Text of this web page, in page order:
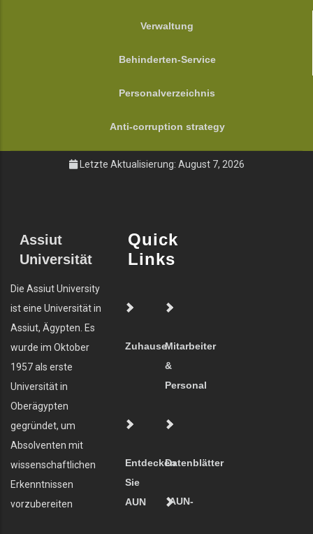
Verwaltung
Behinderten-Service
Personalverzeichnis
Anti-corruption strategy
Letzte Aktualisierung: August 7, 2026
Assiut
Universität
Die Assiut University
ist eine Universität in
Assiut, Ägypten. Es
wurde im Oktober
1957 als erste
Universität in
Oberägypten
gegründet, um
Absolventen mit
wissenschaftlichen
Erkenntnissen
vorzubereiten
Quick
Links
ZuhauseMitarbeiter
&
Personal
Entdecken
Sie
AUN
Datenblätter
AUN-